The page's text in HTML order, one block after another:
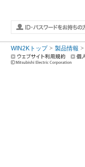
WIN2Kトップ 製品情報